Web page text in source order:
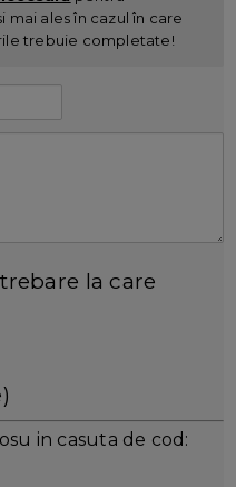
mai ales în cazul în care
trebuie completate!
la care
in casuta de cod: